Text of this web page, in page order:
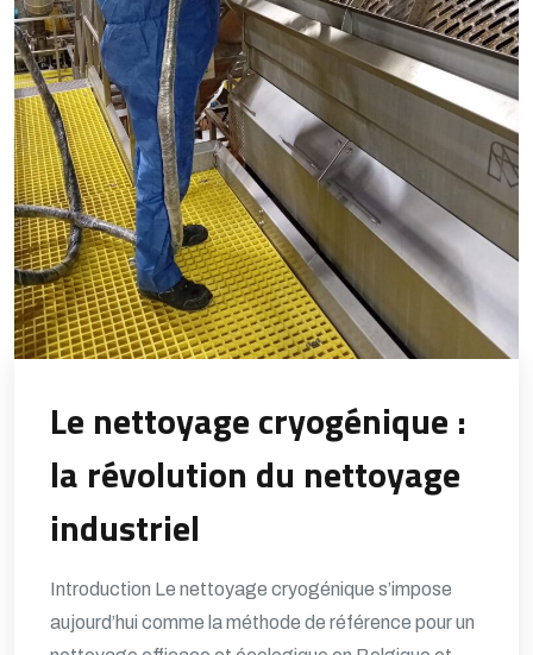
Le nettoyage cryogénique :
la révolution du nettoyage
industriel
Introduction Le nettoyage cryogénique s’impose
aujourd’hui comme la méthode de référence pour un